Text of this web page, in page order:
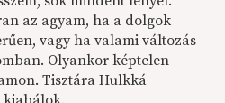
az agyam, ha a dolgok
vagy ha valami változás
Olyankor képtelen
Tisztára Hulkká